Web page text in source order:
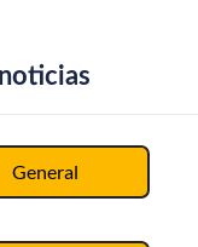
General